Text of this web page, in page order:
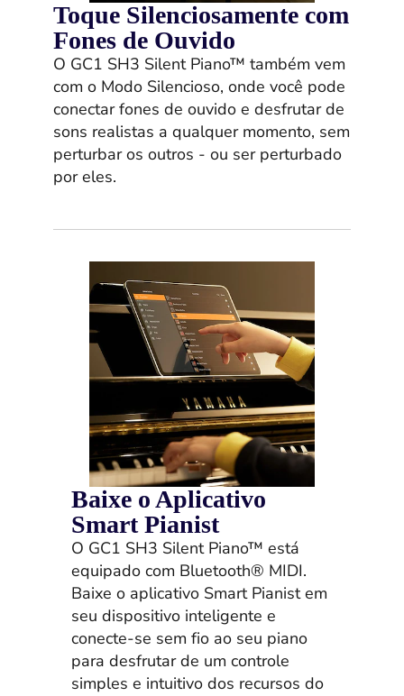
Toque Silenciosamente com
Fones de Ouvido
O GC1 SH3 Silent Piano™ também vem
com o Modo Silencioso, onde você pode
conectar fones de ouvido e desfrutar de
sons realistas a qualquer momento, sem
perturbar os outros - ou ser perturbado
por eles.
Baixe o Aplicativo
Smart Pianist
O GC1 SH3 Silent Piano™ está
equipado com Bluetooth® MIDI.
Baixe o aplicativo Smart Pianist em
seu dispositivo inteligente e
conecte-se sem fio ao seu piano
para desfrutar de um controle
simples e intuitivo dos recursos do